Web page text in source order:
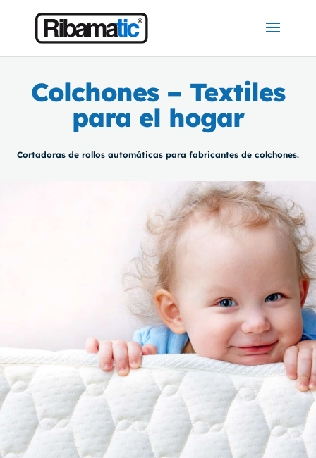
Colchones – Textiles
para el hogar
Cortadoras de rollos automáticas para fabricantes de colchones.